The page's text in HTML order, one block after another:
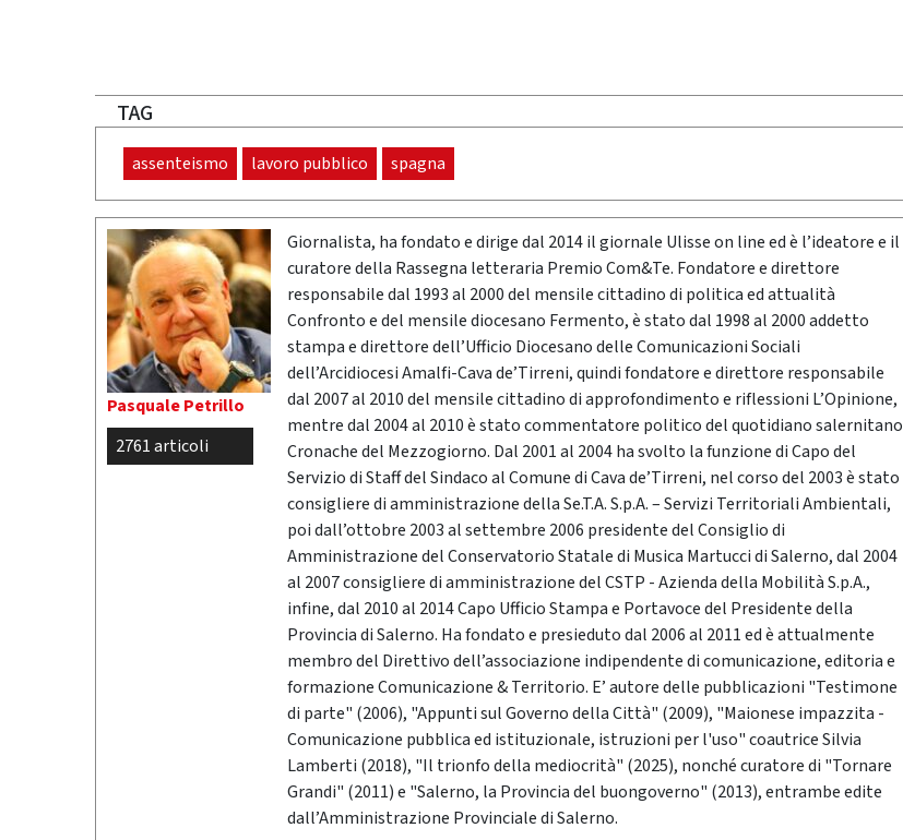
TAG
assenteismo lavoro pubblico spagna
Pasquale Petrillo
2761 articoli
Giornalista, ha fondato e dirige dal 2014 il giornale Ulisse on line ed è l’ideatore e il
curatore della Rassegna letteraria Premio Com&Te. Fondatore e direttore
responsabile dal 1993 al 2000 del mensile cittadino di politica ed attualità
Confronto e del mensile diocesano Fermento, è stato dal 1998 al 2000 addetto
stampa e direttore dell’Ufficio Diocesano delle Comunicazioni Sociali
dell’Arcidiocesi Amalfi-Cava de’Tirreni, quindi fondatore e direttore responsabile
dal 2007 al 2010 del mensile cittadino di approfondimento e riflessioni L’Opinione,
mentre dal 2004 al 2010 è stato commentatore politico del quotidiano salernitano
Cronache del Mezzogiorno. Dal 2001 al 2004 ha svolto la funzione di Capo del
Servizio di Staff del Sindaco al Comune di Cava de’Tirreni, nel corso del 2003 è stato
consigliere di amministrazione della Se.T.A. S.p.A. – Servizi Territoriali Ambientali,
poi dall’ottobre 2003 al settembre 2006 presidente del Consiglio di
Amministrazione del Conservatorio Statale di Musica Martucci di Salerno, dal 2004
al 2007 consigliere di amministrazione del CSTP - Azienda della Mobilità S.p.A.,
infine, dal 2010 al 2014 Capo Ufficio Stampa e Portavoce del Presidente della
Provincia di Salerno. Ha fondato e presieduto dal 2006 al 2011 ed è attualmente
membro del Direttivo dell’associazione indipendente di comunicazione, editoria e
formazione Comunicazione & Territorio. E’ autore delle pubblicazioni "Testimone
di parte" (2006), "Appunti sul Governo della Città" (2009), "Maionese impazzita -
Comunicazione pubblica ed istituzionale, istruzioni per l'uso" coautrice Silvia
Lamberti (2018), "Il trionfo della mediocrità" (2025), nonché curatore di "Tornare
Grandi" (2011) e "Salerno, la Provincia del buongoverno" (2013), entrambe edite
dall’Amministrazione Provinciale di Salerno.